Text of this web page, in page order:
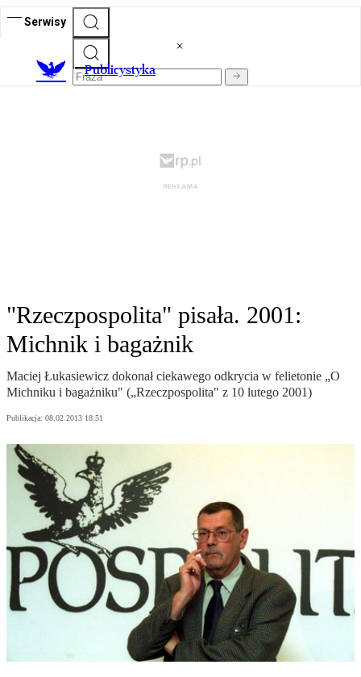
Serwisy
Publicystyka
"Rzeczpospolita" pisała. 2001:
Michnik i bagażnik
Maciej Łukasiewicz dokonał ciekawego odkrycia w felietonie „O
Michniku i bagażniku" („Rzeczpospolita" z 10 lutego 2001)
Publikacja: 08.02.2013 18:51